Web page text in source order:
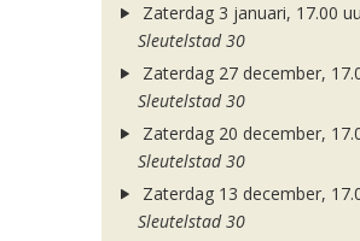
Zaterdag 3 januari, 17.00
Sleutelstad 30
Zaterdag 27 december,
Sleutelstad 30
Zaterdag 20 december,
Sleutelstad 30
Zaterdag 13 december,
Sleutelstad 30